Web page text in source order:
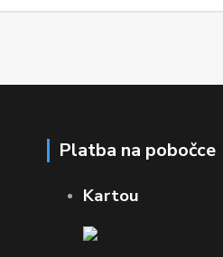
Platba na pobočce
Kartou